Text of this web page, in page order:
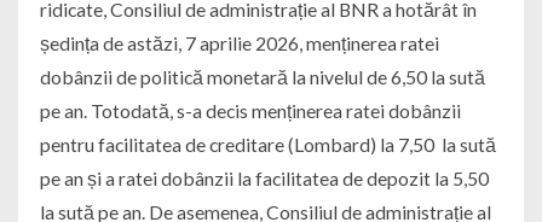
ridicate, Consiliul de administrație al BNR a hotărât în
ședința de astăzi, 7 aprilie 2026, menținerea ratei
dobânzii de politică monetară la nivelul de 6,50 la sută
pe an. Totodată, s-a decis menținerea ratei dobânzii
pentru facilitatea de creditare (Lombard) la 7,50 la sută
pe an și a ratei dobânzii la facilitatea de depozit la 5,50
la sută pe an. De asemenea, Consiliul de administrație al